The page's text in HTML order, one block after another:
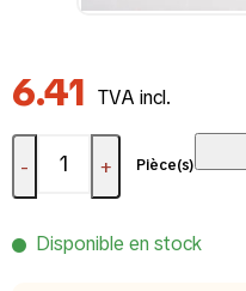
6.41 TVA incl.
- + Pièce(s)
Disponible en stock